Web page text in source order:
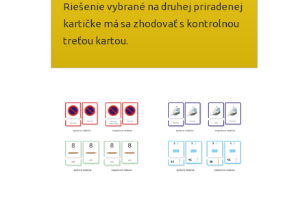
Riešenie vybrané na druhej priradenej
kartičke má sa zhodovať s kontrolnou
treťou kartou.